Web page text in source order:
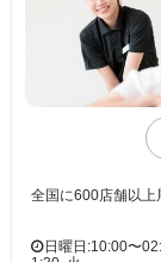
日曜日:10:00〜